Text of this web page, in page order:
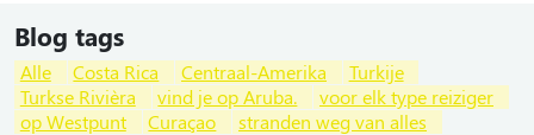
Blog tags
Alle Costa Rica Centraal-Amerika
Turkije
Turkse Rivièra
vind je op Aruba.
voor elk type reiziger
op Westpunt
Curaçao
stranden weg van alles